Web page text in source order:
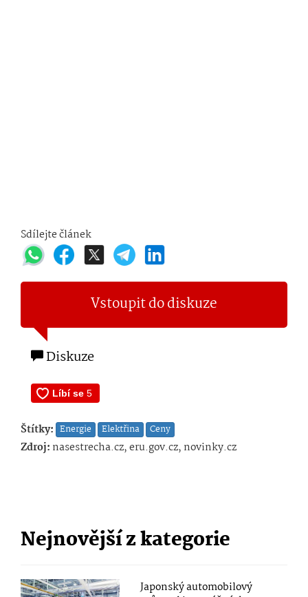
Sdílejte článek
Vstoupit do diskuze
Diskuze
Štítky: Energie Elektřina Ceny
Zdroj: nasestrecha.cz, eru.gov.cz, novinky.cz
Nejnovější z kategorie
Japonský automobilový